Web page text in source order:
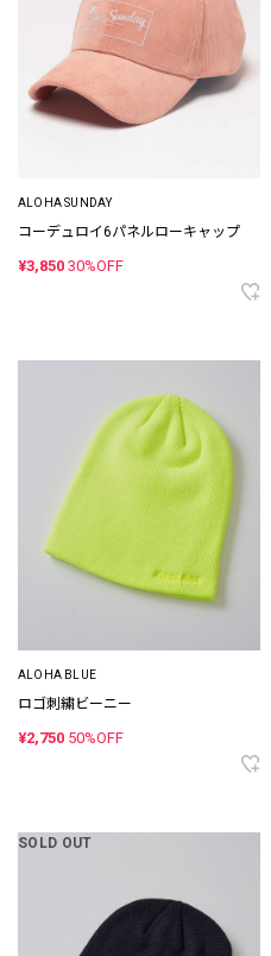
ALOHA SUNDAY
コーデュロイ6パネルローキャップ
¥3,850 30%OFF
ALOHA BLUE
ロゴ刺繍ビーニー
¥2,750 50%OFF
SOLD OUT